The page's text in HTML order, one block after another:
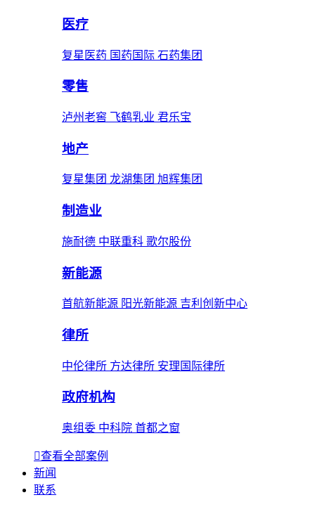
医疗
复星医药 国药国际 石药集团
零售
泸州老窖 飞鹤乳业 君乐宝
地产
复星集团 龙湖集团 旭辉集团
制造业
施耐德 中联重科 歌尔股份
新能源
首航新能源 阳光新能源 吉利创新中心
律所
中伦律所 方达律所 安理国际律所
政府机构
奥组委 中科院 首都之窗
查看全部案例
新闻
联系